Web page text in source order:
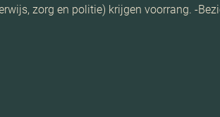
zorg en politie) krijgen voorrang. -